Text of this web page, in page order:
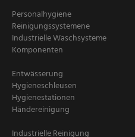
Personalhygiene
Reinigungssystemene
Industrielle Waschsysteme
Komponenten
Entwässerung
Hygieneschleusen
Hygienestationen
Händereinigung
Industrielle Reinigung